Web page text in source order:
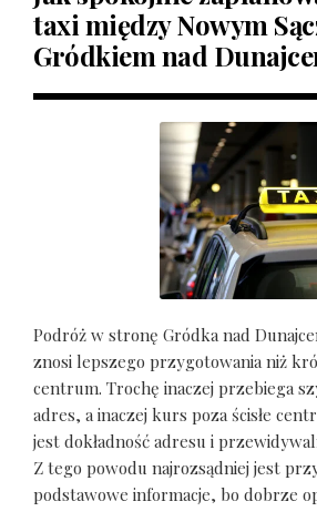
taxi między Nowym
Gródkiem nad
Podróż w stronę Gródka nad
znosi lepszego przygotowania niż
centrum. Trochę inaczej przebiega
adres, a inaczej kurs poza ścisłe
jest dokładność adresu i
Z tego powodu najrozsądniej jest
podstawowe informacje, bo dobrze